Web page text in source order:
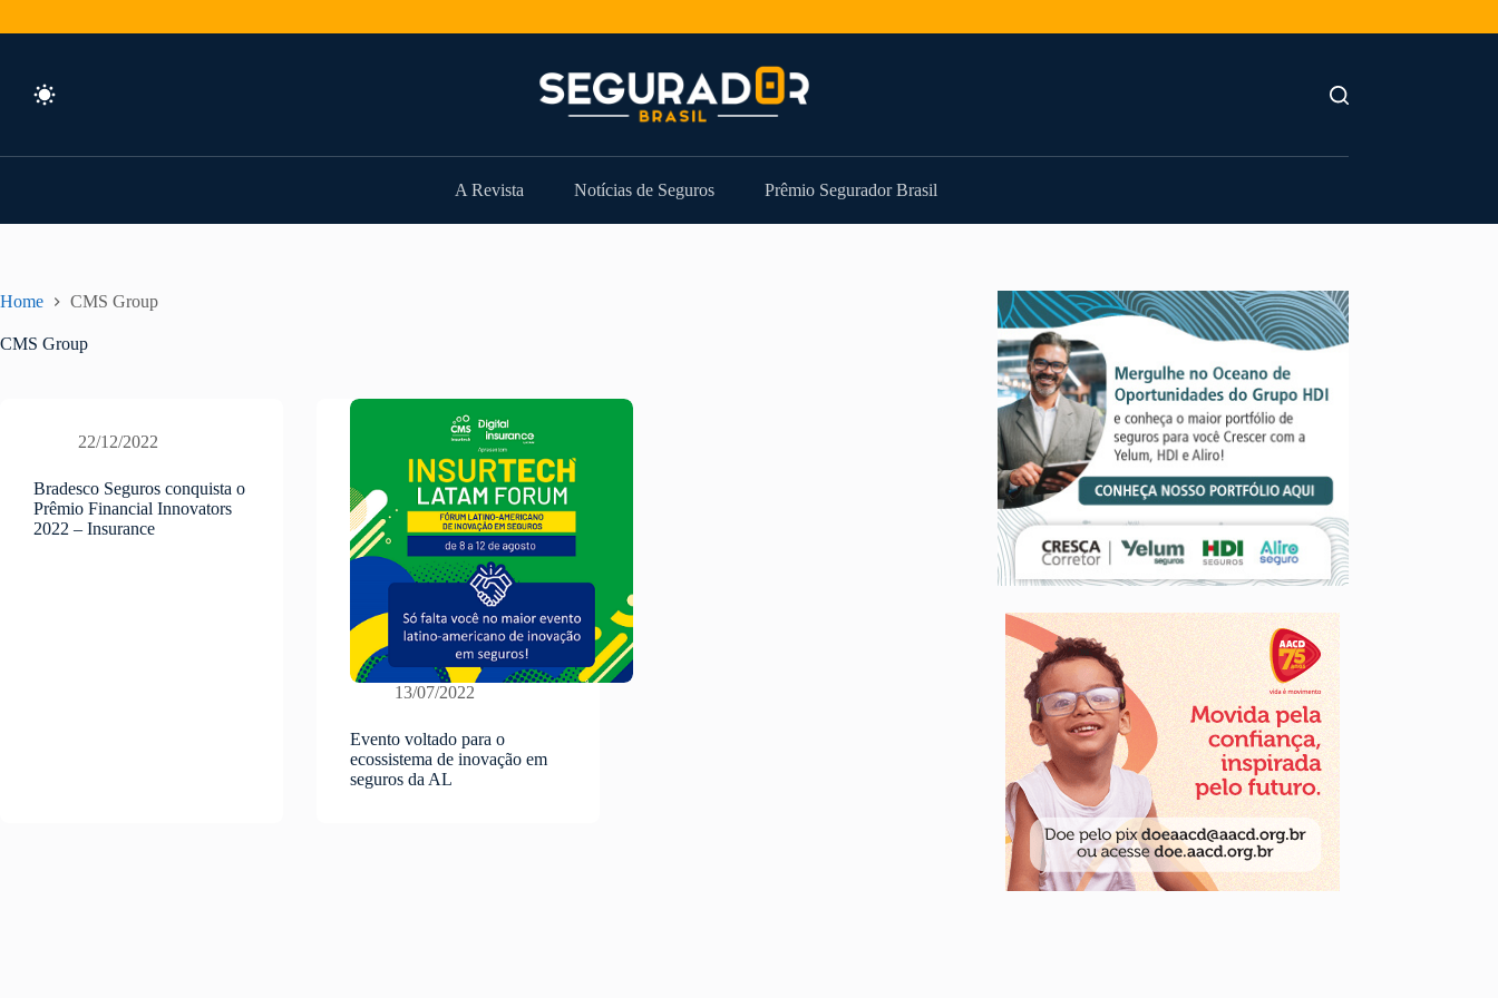
A Revista Notícias de Seguros Prêmio Segurador Brasil
Home CMS Group
CMS Group
22/12/2022
Bradesco Seguros conquista o
Prêmio Financial Innovators
2022 – Insurance
13/07/2022
Evento voltado para o
ecossistema de inovação em
seguros da AL